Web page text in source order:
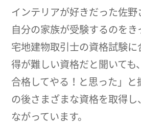
インテリアが好きだった佐野
自分の家族が受験するのを
宅地建物取引士の資格試験
得が難しい資格だと聞いても
合格してやる！と思った」と
の後さまざまな資格を取得
ながっています。